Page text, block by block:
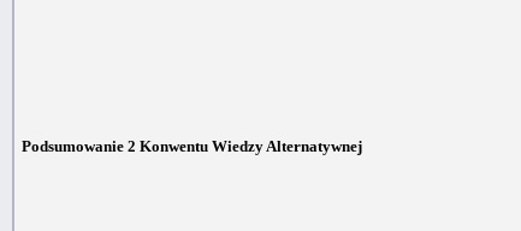
Podsumowanie 2 Konwentu Wiedzy Alternatywnej